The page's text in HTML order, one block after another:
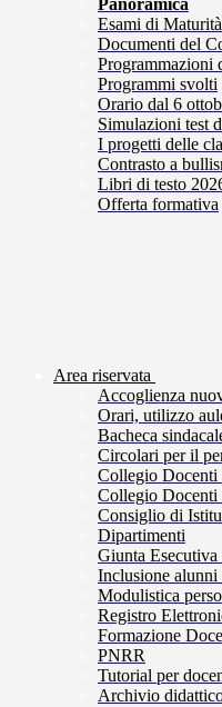
Panoramica
Esami di
Documenti del
Programmazioni
Programmi svolti
Orario dal 6
Simulazioni test
I progetti delle
Contrasto a
Libri di testo
Offerta formativa
Area riservata
Accoglienza
Orari, utilizzo
Bacheca
Circolari per il
Collegio Docenti
Collegio Docenti
Consiglio di
Dipartimenti
Giunta
Inclusione alunni
Modulistica
Registro
Formazione
PNRR
Tutorial per
Archivio